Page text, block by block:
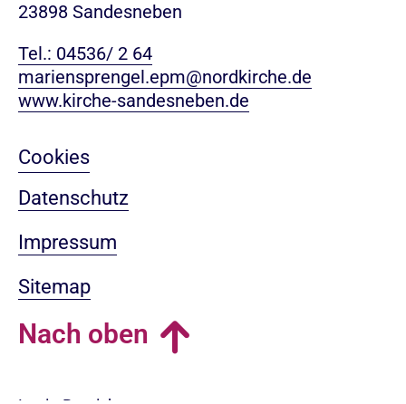
23898 Sandesneben
Tel.: 04536/ 2 64
mariensprengel.epm@nordkirche.de
www.kirche-sandesneben.de
Cookies
Datenschutz
Impressum
Sitemap
Nach oben